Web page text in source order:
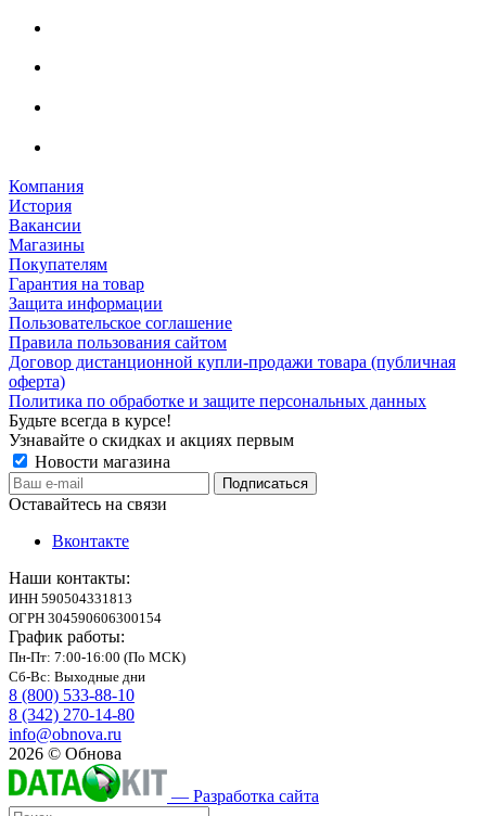
Компания
История
Вакансии
Магазины
Покупателям
Гарантия на товар
Защита информации
Пользовательское соглашение
Правила пользования сайтом
Договор дистанционной купли-продажи товара (публичная
оферта)
Политика по обработке и защите персональных данных
Будьте всегда в курсе!
Узнавайте о скидках и акциях первым
Новости магазина
Оставайтесь на связи
Вконтакте
Наши контакты:
ИНН 590504331813
ОГРН 304590606300154
График работы:
Пн-Пт: 7:00-16:00 (По МСК)
Сб-Вс: Выходные дни
8 (800) 533-88-10
8 (342) 270-14-80
info@obnova.ru
2026 © Обнова
— Разработка сайта